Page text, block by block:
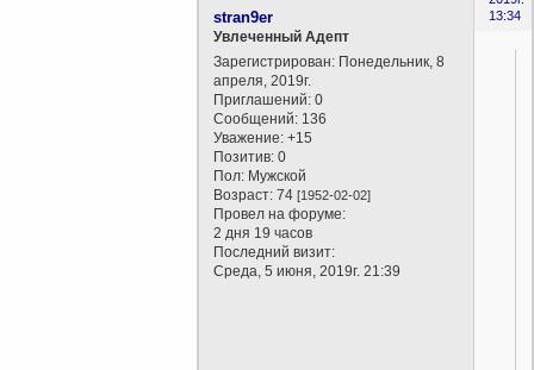
13:34
stran9er
Увлеченный Адепт
Зарегистрирован: Понедельник, 8
апреля, 2019г.
Приглашений: 0
Сообщений: 136
Уважение: +15
Позитив: 0
Пол: Мужской
Возраст: 74[1952-02-02]
Провел на форуме:
2 дня 19 часов
Последний визит:
Среда, 5 июня, 2019г. 21:39